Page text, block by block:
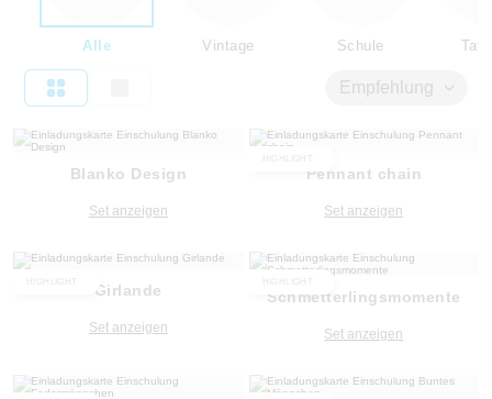
Alle Vintage Schule
Empfehlung
Blanko Design
Set anzeigen
Pennant chain
Set anzeigen
Girlande
Set anzeigen
Schmetterlingsmomente
Set anzeigen